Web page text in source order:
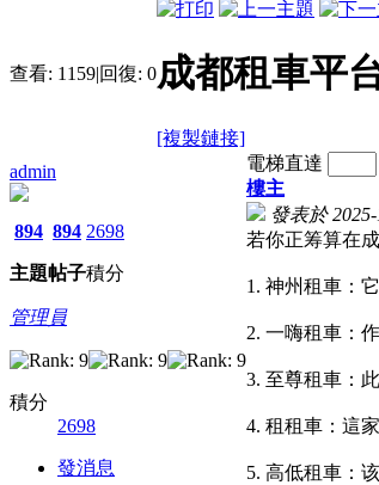
查看: 1159|回復: 0成都租車平
[複製鏈接]
admin
894
主題
894
帖子
2698
積分
管理員
積分
2698
發消息
電梯直達
樓主
發表於
若你正筹算在
1. 神州租車：
2. 一嗨租車：
3. 至尊租車：
4. 租租車：這
5. 高低租車：